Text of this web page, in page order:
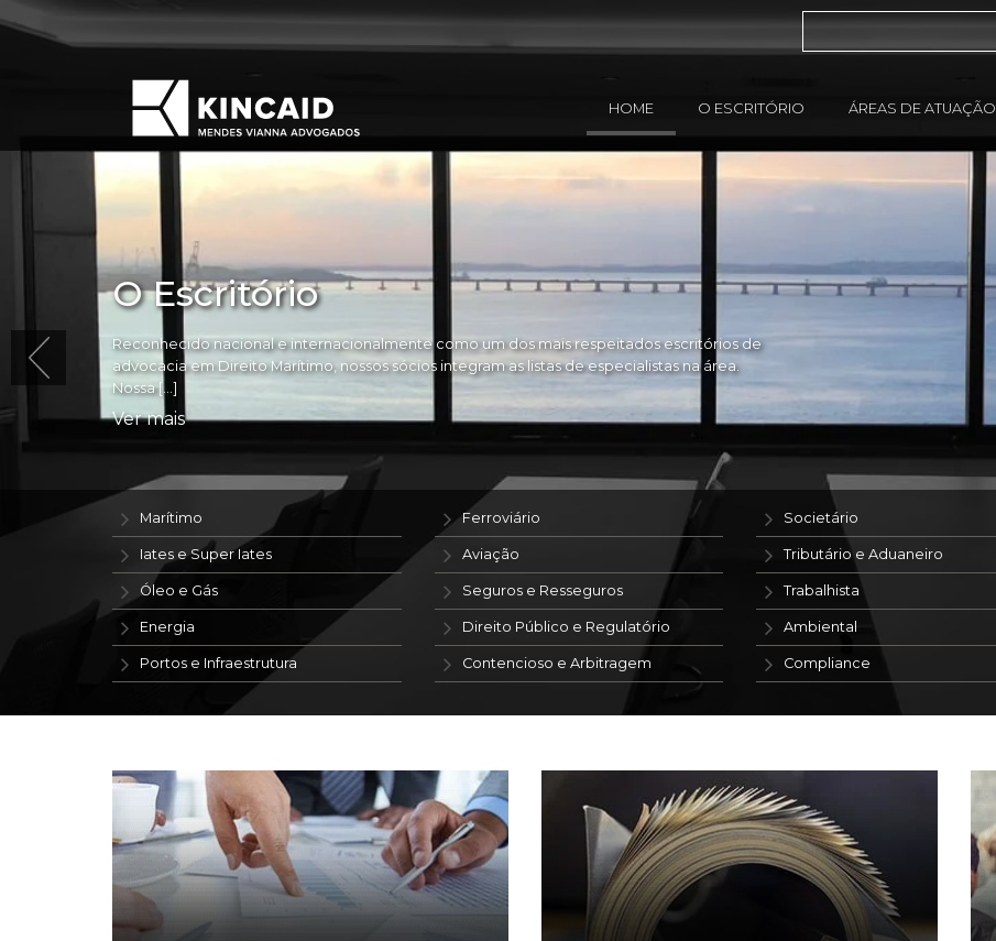
HOME O ESCRITÓRIO ÁREAS DE ATUAÇÃO
O Escritório
Reconhecido nacional e internacionalmente como um dos mais respeitados escritórios de
advocacia em Direito Marítimo, nossos sócios integram as listas de especialistas na área.
Nossa […]
Ver mais
Marítimo
Iates e Super Iates
Óleo e Gás
Energia
Portos e Infraestrutura
Ferroviário
Aviação
Seguros e Resseguros
Direito Público e Regulatório
Contencioso e Arbitragem
Societário
Tributário e Aduaneiro
Trabalhista
Ambiental
Compliance